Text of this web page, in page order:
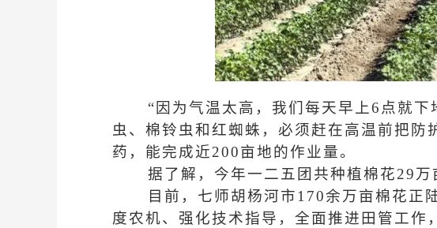
“因为气温太高，我们每天早上6点就
虫、棉铃虫和红蜘蛛，必须赶在高温前把
药，能完成近200亩地的作业量。
据了解，今年一二五团共种植棉花29
目前，七师胡杨河市170余万亩棉花正
度农机、强化技术指导，全面推进田管工作